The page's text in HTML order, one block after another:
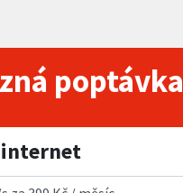
poptávka
internet